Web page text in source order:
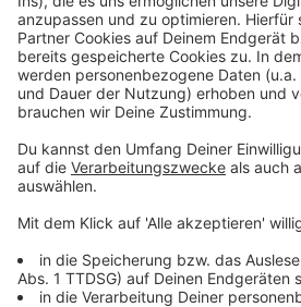
Ray unternimmt viel mit seiner
alleine unterwegs ist, ist Ray
brutal.
Anzeige
©Copyright: Sky / Fox
Auf der anderen Seite ist er ein
Anzeige